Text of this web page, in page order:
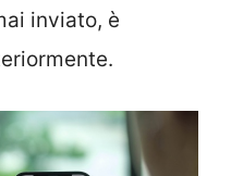
inviato, è